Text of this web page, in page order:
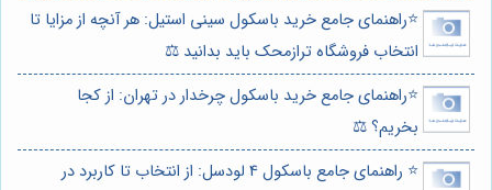
⭐️راهنمای جامع خرید باسکول سینی استیل: هر آنچه از مزایا تا
انتخاب فروشگاه ترازمحک باید بدانید ⚖️
⭐️راهنمای جامع خرید باسکول چرخدار در تهران: از کجا
بخریم؟ ⚖️
⭐️ راهنمای جامع باسکول 4 لودسل: از انتخاب تا کاربرد در